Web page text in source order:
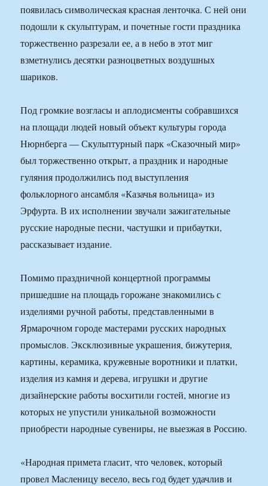
появилась символическая красная ленточка. С ней они
подошли к скульптурам, и почетные гости праздника
торжественно разрезали ее, а в небо в этот миг
взметнулись десятки разноцветных воздушных
шариков.
Под громкие возгласы и аплодисменты собравшихся
на площади людей новый объект культуры города
Нюрнберга — Скульптурный парк «Сказочный мир»
был торжественно открыт, а праздник и народные
гуляния продолжились под выступления
фольклорного ансамбля «Казачья вольница» из
Эрфурта. В их исполнении звучали зажигательные
русские народные песни, частушки и прибаутки,
рассказывает издание.
Помимо праздничной концертной программы
пришедшие на площадь горожане знакомились с
изделиями ручной работы, представленными в
Ярмарочном городе мастерами русских народных
промыслов. Эксклюзивные украшения, бижутерия,
картины, керамика, кружевные воротники и платки,
изделия из камня и дерева, игрушки и другие
дизайнерские работы восхитили гостей, многие из
которых не упустили уникальной возможности
приобрести народные сувениры, не выезжая в Россию.
«Народная примета гласит, что человек, который
провел Масленицу весело, весь год будет удачлив и